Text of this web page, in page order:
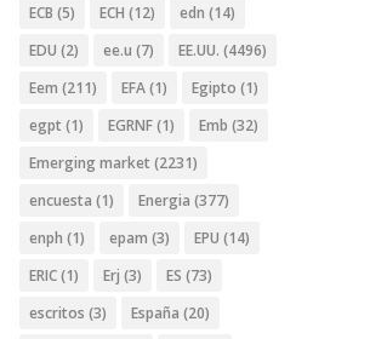
ECB (5) ECH (12) edn (14)
EDU (2) ee.u (7) EE.UU. (4496)
Eem (211) EFA(1) Egipto (1)
egpt (1) EGRNF(1) Emb (32)
Emerging market (2231)
encuesta (1) Energia (377)
enph (1) epam (3) EPU (14)
ERIC(1) Erj (3) ES (73)
escritos (3) España (20)